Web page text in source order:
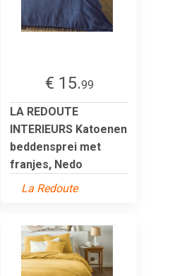
€ 15.99
LA REDOUTE
INTERIEURS Katoenen
beddensprei met
franjes, Nedo
La Redoute